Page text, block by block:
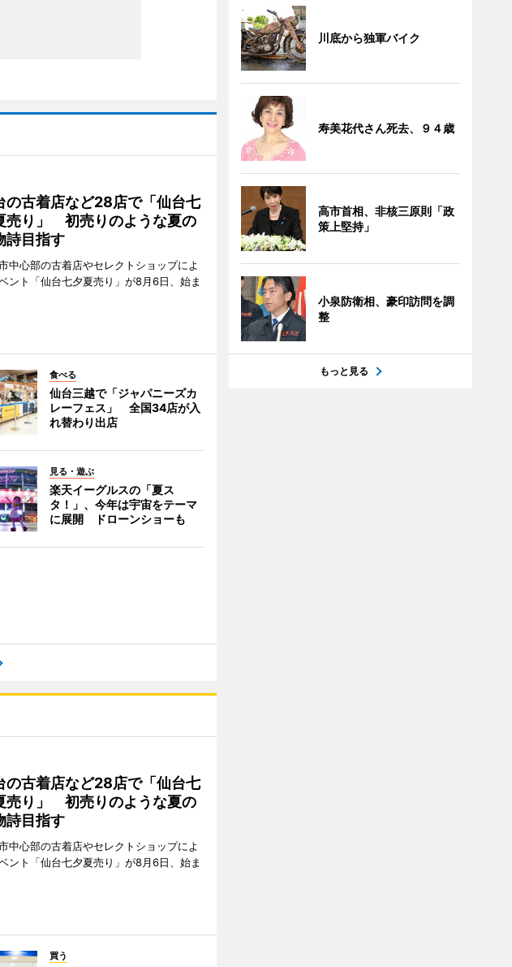
の古着店など28店で「仙台七
売り」 初売りのような夏の
詩目指す
中心部の古着店やセレクトショップによ
ント「仙台七夕夏売り」が8月6日、始ま
食べる
仙台三越で「ジャパニーズカ
レーフェス」 全国34店が入
れ替わり出店
見る・遊ぶ
楽天イーグルスの「夏ス
タ！」、今年は宇宙をテーマ
に展開 ドローンショーも
の古着店など28店で「仙台七
売り」 初売りのような夏の
詩目指す
中心部の古着店やセレクトショップによ
ント「仙台七夕夏売り」が8月6日、始ま
買う
川底から独軍バイク
寿美花代さん死去、９４歳
高市首相、非核三原則「政
策上堅持」
小泉防衛相、豪印訪問を調
整
もっと見る